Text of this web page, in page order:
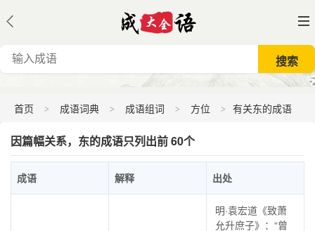
首页 成语词典 成语组词 方位 有关东的成语
因篇幅关系，东的成语只列出前 60个
成语 解释 出处
明·袁宏道《致萧
允升庶子》：“曾